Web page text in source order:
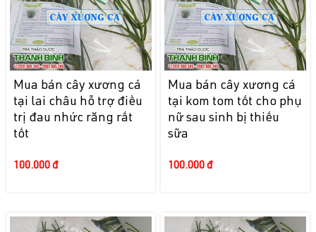
Mua bán cây xương cá
tại lai châu hỗ trợ điều
trị đau nhức răng rất
tốt
100.000 đ
Mua bán cây xương cá
tại kom tom tốt cho phụ
nữ sau sinh bị thiếu
sữa
100.000 đ